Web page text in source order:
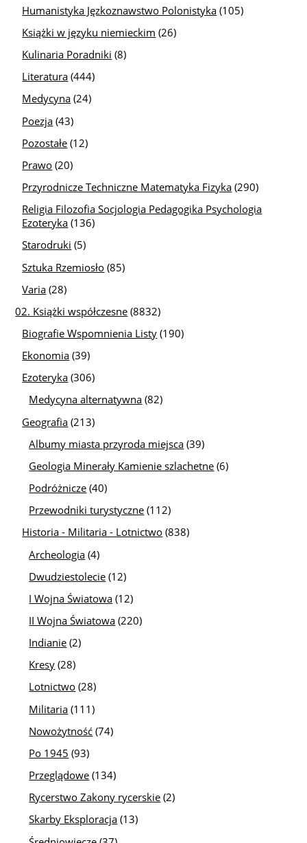
Humanistyka Jęzkoznawstwo Polonistyka (105)
Książki w języku niemieckim (26)
Kulinaria Poradniki (8)
Literatura (444)
Medycyna (24)
Poezja (43)
Pozostałe (12)
Prawo (20)
Przyrodnicze Techniczne Matematyka Fizyka (290)
Religia Filozofia Socjologia Pedagogika Psychologia
Ezoteryka (136)
Starodruki (5)
Sztuka Rzemiosło (85)
Varia (28)
02. Książki współczesne (8832)
Biografie Wspomnienia Listy (190)
Ekonomia (39)
Ezoteryka (306)
Medycyna alternatywna (82)
Geografia (213)
Albumy miasta przyroda miejsca (39)
Geologia Minerały Kamienie szlachetne (6)
Podróżnicze (40)
Przewodniki turystyczne (112)
Historia - Militaria - Lotnictwo (838)
Archeologia (4)
Dwudziestolecie (12)
I Wojna Światowa (12)
II Wojna Światowa (220)
Indianie (2)
Kresy (28)
Lotnictwo (28)
Militaria (111)
Nowożytność (74)
Po 1945 (93)
Przeglądowe (134)
Rycerstwo Zakony rycerskie (2)
Skarby Eksploracja (13)